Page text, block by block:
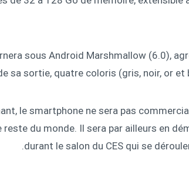
sous Android Marshmallow (6.0),
sa sortie, quatre coloris (gris, noir, or et
le smartphone ne sera pas
reste du monde. Il sera par ailleurs en
durant le salon du CES qui se